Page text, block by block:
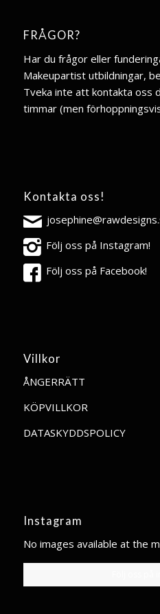
FRÅGOR?
Har du frågor eller
Makeupartist utbildningar,
Tveka inte att kontakta oss
timmar (men
Kontakta oss!
Följ oss på Instagram!
Följ oss på Facebook!
Villkor
ÅNGERRÄTT
KÖPVILLKOR
DATASKYDDSPOLICY
Instagram
No images available at the